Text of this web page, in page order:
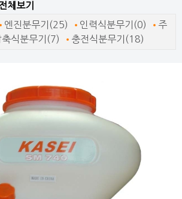
체보기
엔진분무기(25) 인력식분무기(0)
주
축식분무기(7) 충전식분무기(18)